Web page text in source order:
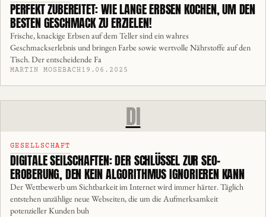
PERFEKT ZUBEREITET: WIE LANGE ERBSEN KOCHEN, UM DEN
BESTEN GESCHMACK ZU ERZIELEN!
Frische, knackige Erbsen auf dem Teller sind ein wahres
Geschmackserlebnis und bringen Farbe sowie wertvolle Nährstoffe auf den
Tisch. Der entscheidende Fa
MARTIN MOSEBACH19.06.2025
DI
GESELLSCHAFT
DIGITALE SEILSCHAFTEN: DER SCHLÜSSEL ZUR SEO-
EROBERUNG, DEN KEIN ALGORITHMUS IGNORIEREN KANN
Der Wettbewerb um Sichtbarkeit im Internet wird immer härter. Täglich
entstehen unzählige neue Webseiten, die um die Aufmerksamkeit
potenzieller Kunden buh